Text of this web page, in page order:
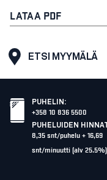
LATAA PDF
ETSI MYYMÄLÄ
PUHELIN :
+358 10 836 5500
PUHELUIDEN
8,35 snt/puhelu + 16,69
snt/minuutti (alv 25.5%)